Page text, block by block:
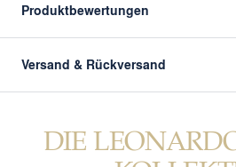
Produktbewertungen
Versand & Rückversand
DIE